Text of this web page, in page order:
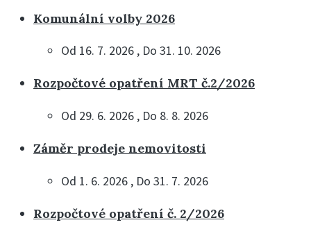
Komunální volby 2026
Od 16. 7. 2026 , Do 31. 10. 2026
Rozpočtové opatření MRT č.2/2026
Od 29. 6. 2026 , Do 8. 8. 2026
Záměr prodeje nemovitosti
Od 1. 6. 2026 , Do 31. 7. 2026
Rozpočtové opatření č. 2/2026